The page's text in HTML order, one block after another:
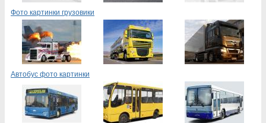
Фото картинки грузовики
Автобус фото картинки